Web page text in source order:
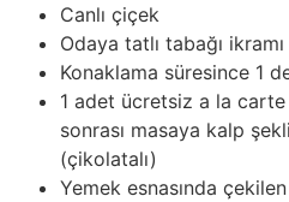
Canlı çiçek
Odaya tatlı tabağı ikramı
Konaklama süresince 1
1 adet ücretsiz a la
sonrası masaya kalp
(çikolatalı)
Yemek esnasında